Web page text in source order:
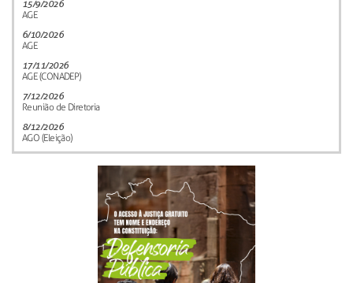
15/9/2026
AGE
6/10/2026
AGE
17/11/2026
AGE (CONADEP)
7/12/2026
Reunião de Diretoria
8/12/2026
AGO (Eleição)